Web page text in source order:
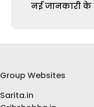
नई जानकारी के
Group Websites
Sarita.in